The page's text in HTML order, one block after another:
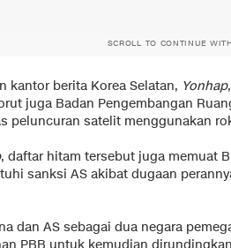
SCROLL TO CONTINUE
kantor berita Korea Selatan, Yonhap
juga Badan Pengembangan
peluncuran satelit menggunakan
, daftar hitam tersebut juga memuat
sanksi AS akibat dugaan
dan AS sebagai dua negara
PBB untuk kemudian